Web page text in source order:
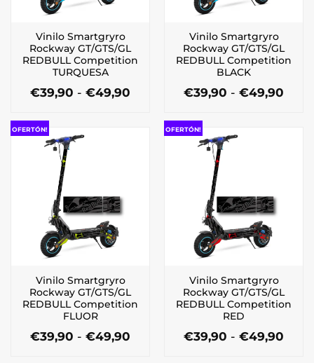
Vinilo Smartgryro
Rockway GT/GTS/GL
REDBULL Competition
TURQUESA
€39,90 - €49,90
desde
€39,90
tiene
opciones
se
pueden
elegir
página
de
producto
Vinilo Smartgryro
Rockway GT/GTS/GL
REDBULL Competition
BLACK
€39,90 - €49,90
tiene
opciones
se
pueden
elegir
página
de
producto
OFERTÓN!
Vinilo Smartgryro
Rockway GT/GTS/GL
REDBULL Competition
FLUOR
€39,90 - €49,90
OFERTÓN!
Vinilo Smartgryro
Rockway GT/GTS/GL
REDBULL Competition
RED
€39,90 - €49,90